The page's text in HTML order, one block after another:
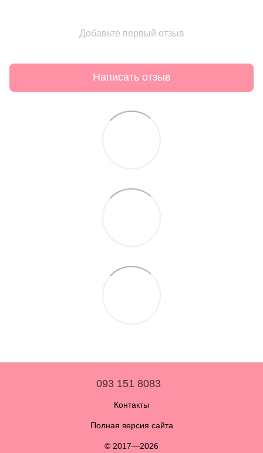
Добавьте первый отзыв
Написать отзыв
093 151 8083
Контакты
Полная версия сайта
© 2017—2026